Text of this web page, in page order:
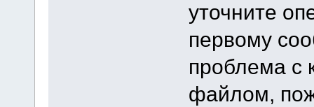
уточните
первому
проблема с
файлом,